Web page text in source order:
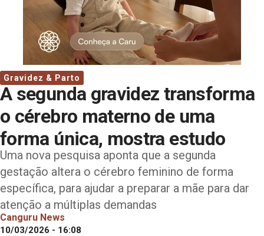
Gravidez & Parto
A segunda gravidez transforma
o cérebro materno de uma
forma única, mostra estudo
Uma nova pesquisa aponta que a segunda
gestação altera o cérebro feminino de forma
específica, para ajudar a preparar a mãe para dar
atenção a múltiplas demandas
Canguru News
10/03/2026 - 16:08